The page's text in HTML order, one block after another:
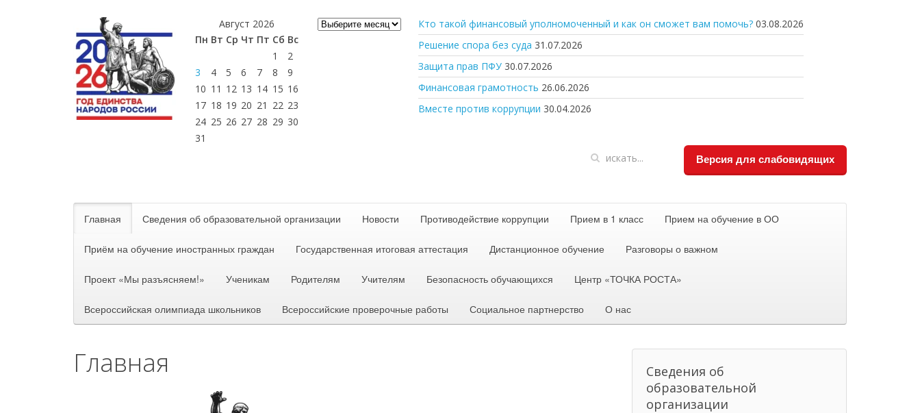
Август 2026
Пн Вт Ср Чт Пт Сб Вс
1
2
3
4 5 6 7 8
9
10 11 12 13 14 15 16
17 18 19 20 21 22 23
24 25 26 27 28 29 30
31
Архив
Кто такой финансовый уполномоченный и как он сможет вам помочь? 03.08.2026
Решение спора без суда 31.07.2026
Защита прав ПФУ 30.07.2026
Финансовая грамотность 26.06.2026
Вместе против коррупции 30.04.2026
Версия для слабовидящих
Главная Сведения об образовательной организации Новости Противодействие коррупции Прием в 1 класс Прием на обучение в ОО
Приём на обучение иностранных граждан Государственная итоговая аттестация Дистанционное обучение Разговоры о важном
Проект «Мы разъясняем!» Ученикам Родителям Учителям Безопасность обучающихся Центр «ТОЧКА РОСТА»
Всероссийская олимпиада школьников Всероссийские проверочные работы Социальное партнерство О нас
Главная
Сведения об
образовательной
организации